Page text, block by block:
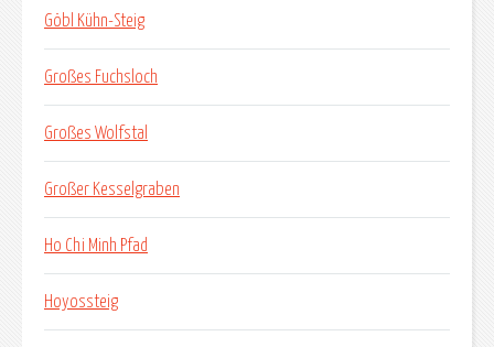
Göbl Kühn-Steig
Großes Fuchsloch
Großes Wolfstal
Großer Kesselgraben
Ho Chi Minh Pfad
Hoyossteig